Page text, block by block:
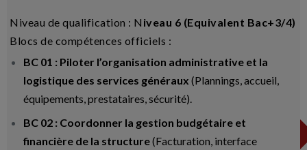
Niveau de qualification : N iveau 6 (Equivalent Bac+3/4)
Blocs de compétences officiels :
BC 01 : Piloter l’organisation administrative et la
logistique des services généraux (Plannings, accueil,
équipements, prestataires, sécurité).
BC 02 : Coordonner la gestion budgétaire et
financière de la structure(Facturation, interface